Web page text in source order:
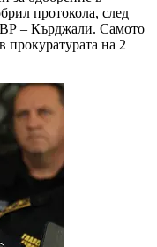
протокола, след
– Кърджали. Самото
прокуратурата на 2